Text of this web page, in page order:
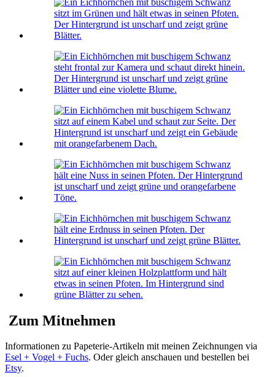
Zum Mitnehmen
Informationen zu Papeterie-Artikeln mit meinen Zeichnungen via
Esel + Vogel + Fuchs. Oder gleich anschauen und bestellen bei
Etsy.